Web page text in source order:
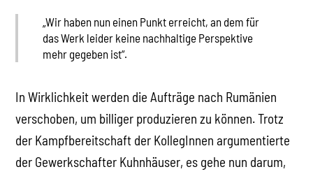
„Wir haben nun einen Punkt erreicht, an dem für
das Werk leider keine nachhaltige Perspektive
mehr gegeben ist“.
In Wirklichkeit werden die Aufträge nach Rumänien
verschoben, um billiger produzieren zu können. Trotz
der Kampfbereitschaft der KollegInnen argumentierte
der Gewerkschafter Kuhnhäuser, es gehe nun darum,